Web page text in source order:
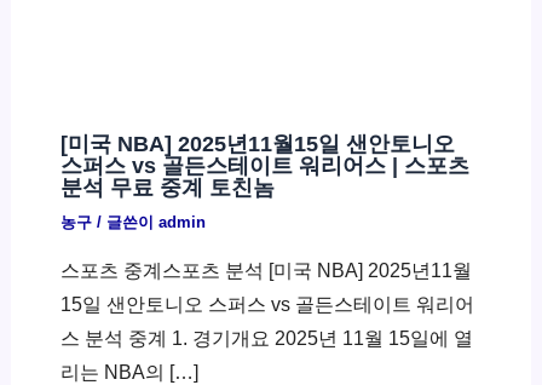
[미국 NBA] 2025년11월15일 샌안토니오
스퍼스 vs 골든스테이트 워리어스 | 스포츠
분석 무료 중계 토친놈
농구/ 글쓴이 admin
스포츠 중계스포츠 분석 [미국 NBA] 2025년11월
15일 샌안토니오 스퍼스 vs 골든스테이트 워리어
스 분석 중계 1. 경기개요 2025년 11월 15일에 열
리는 NBA의 […]